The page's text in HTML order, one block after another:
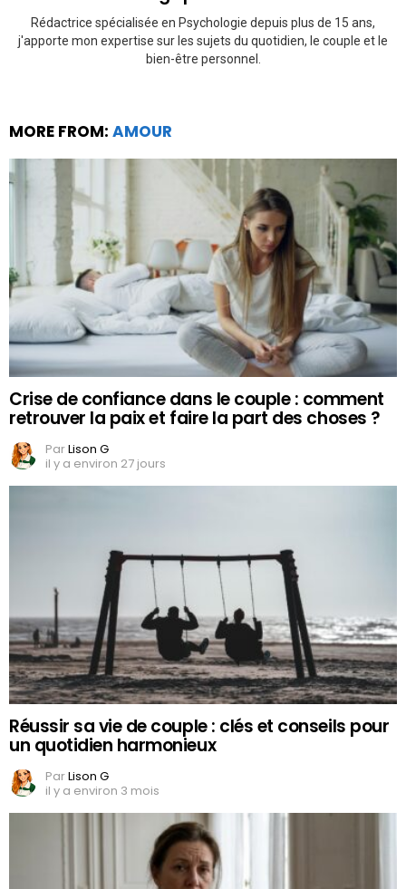
Rédactrice spécialisée en Psychologie depuis plus de 15 ans,
j'apporte mon expertise sur les sujets du quotidien, le couple et le
bien-être personnel.
MORE FROM: AMOUR
Crise de confiance dans le couple : comment
retrouver la paix et faire la part des choses ?
ParLison G
il y a environ 27 jours
Réussir sa vie de couple : clés et conseils pour
un quotidien harmonieux
ParLison G
il y a environ 3 mois